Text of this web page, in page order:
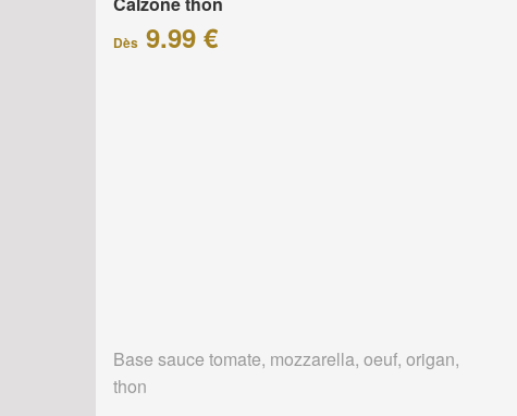
Dès 9.99 €
Base sauce tomate, mozzarella, oeuf, origan,
thon